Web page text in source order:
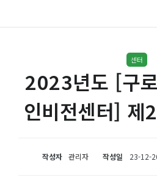
센터
2023년도 [구
인비전센터] 제
작성자 관리자 작성일 23-12-